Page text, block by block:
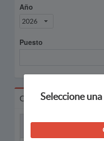
Año
2026
Puesto
Convocatorias
Seleccione